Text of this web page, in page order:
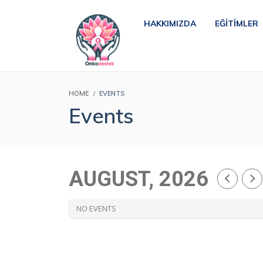
HAKKIMIZDA EĞITIMLER
HOME EVENTS
Events
AUGUST, 2026
NO EVENTS